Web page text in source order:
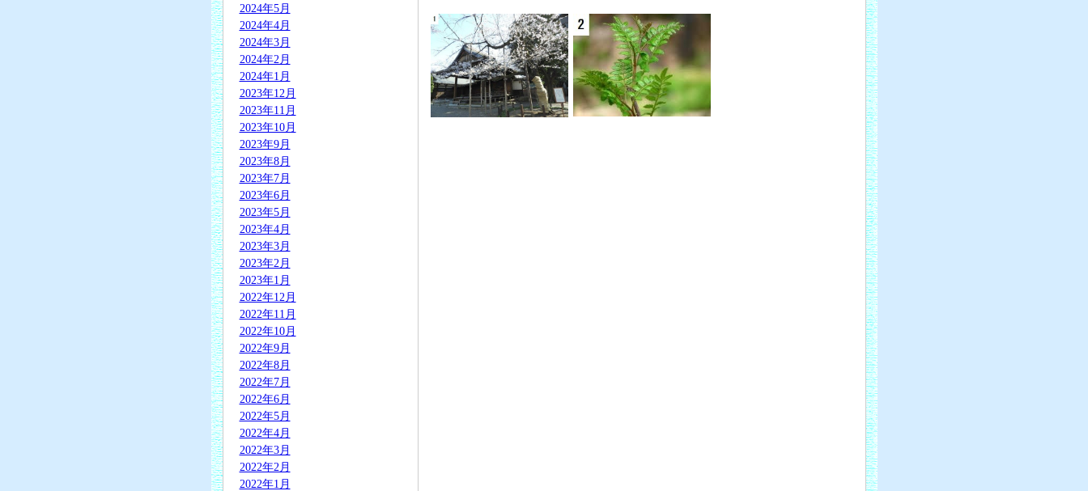
2024年5月
2024年4月
2024年3月
2024年2月
2024年1月
2023年12月
2023年11月
2023年10月
2023年9月
2023年8月
2023年7月
2023年6月
2023年5月
2023年4月
2023年3月
2023年2月
2023年1月
2022年12月
2022年11月
2022年10月
2022年9月
2022年8月
2022年7月
2022年6月
2022年5月
2022年4月
2022年3月
2022年2月
2022年1月